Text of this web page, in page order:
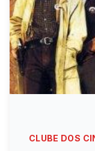
CLUBE DOS